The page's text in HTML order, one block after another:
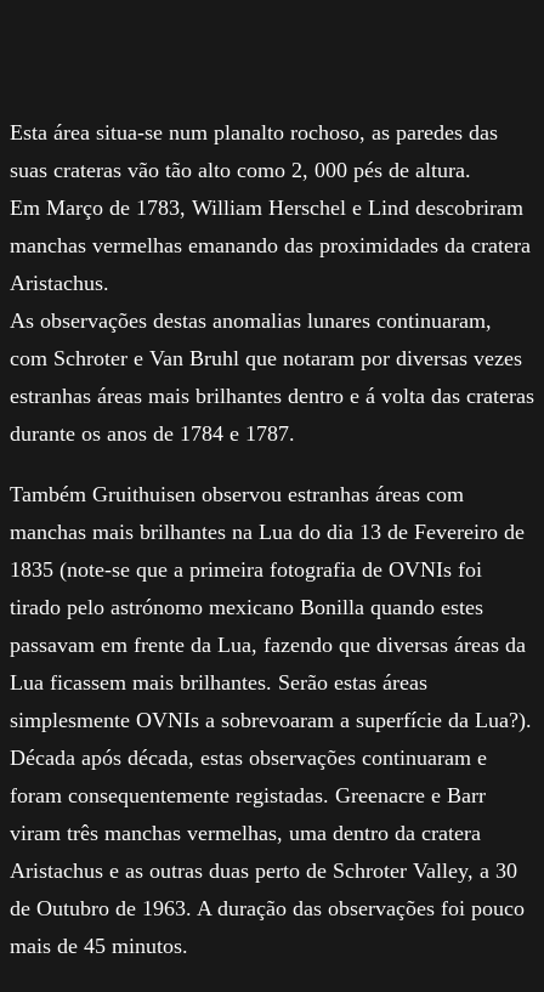
Esta área situa-se num planalto rochoso, as paredes das
suas crateras vão tão alto como 2, 000 pés de altura.
Em Março de 1783, William Herschel e Lind descobriram
manchas vermelhas emanando das proximidades da cratera
Aristachus.
As observações destas anomalias lunares continuaram,
com Schroter e Van Bruhl que notaram por diversas vezes
estranhas áreas mais brilhantes dentro e á volta das crateras
durante os anos de 1784 e 1787.
Também Gruithuisen observou estranhas áreas com
manchas mais brilhantes na Lua do dia 13 de Fevereiro de
1835 (note-se que a primeira fotografia de OVNIs foi
tirado pelo astrónomo mexicano Bonilla quando estes
passavam em frente da Lua, fazendo que diversas áreas da
Lua ficassem mais brilhantes. Serão estas áreas
simplesmente OVNIs a sobrevoaram a superfície da Lua?).
Década após década, estas observações continuaram e
foram consequentemente registadas. Greenacre e Barr
viram três manchas vermelhas, uma dentro da cratera
Aristachus e as outras duas perto de Schroter Valley, a 30
de Outubro de 1963. A duração das observações foi pouco
mais de 45 minutos.